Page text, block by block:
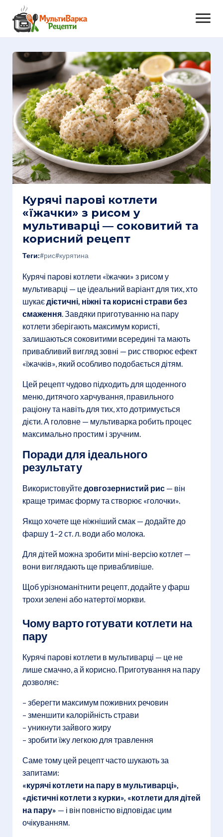
Курячі парові котлети
«їжачки» з рисом у
мультиварці — соковитий та
корисний рецепт
Теги:#рис#курятина
Курячі парові котлети «їжачки» з рисом у
мультиварці — це ідеальний варіант для тих, хто
шукаєдієтичні, ніжні та корисні страви без
смаження. Завдяки приготуванню на пару
котлети зберігають максимум користі,
залишаються соковитими всередині та мають
привабливий вигляд зовні — рис створює ефект
«їжачків», який особливо подобається дітям.
Цей рецепт чудово підходить для щоденного
меню, дитячого харчування, правильного
раціону та навіть для тих, хто дотримується
дієти. А головне — мультиварка робить процес
максимально простим і зручним.
Поради для ідеального
результату
Використовуйтедовгозернистий рис — він
краще тримає форму та створює «голочки».
Якщо хочете ще ніжніший смак — додайте до
фаршу 1–2 ст. л. води або молока.
Для дітей можна зробити міні-версію котлет —
вони виглядають ще привабливіше.
Щоб урізноманітнити рецепт, додайте у фарш
трохи зелені або натертої моркви.
Чому варто готувати котлети на
пару
Курячі парові котлети в мультиварці — це не
лише смачно, а й корисно. Приготування на пару
дозволяє:
– зберегти максимум поживних речовин
– зменшити калорійність страви
– уникнути зайвого жиру
– зробити їжу легкою для травлення
Саме тому цей рецепт часто шукають за
запитами:
«курячі котлети на пару в мультиварці»,
«дієтичні котлети з курки», «котлети для дітей
на пару» — і він повністю відповідає цим
очікуванням.